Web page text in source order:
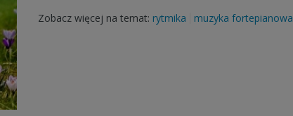
Zobacz więcej na temat: rytmika muzyka fortepianowa